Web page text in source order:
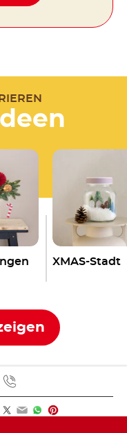
XMAS-Stadt
Twitter
EmailWhatsApp
Pinterest